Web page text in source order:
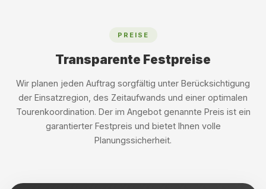
PREISE
Transparente Festpreise
Wir planen jeden Auftrag sorgfältig unter Berücksichtigung
der Einsatzregion, des Zeitaufwands und einer optimalen
Tourenkoordination. Der im Angebot genannte Preis ist ein
garantierter Festpreis und bietet Ihnen volle
Planungssicherheit.